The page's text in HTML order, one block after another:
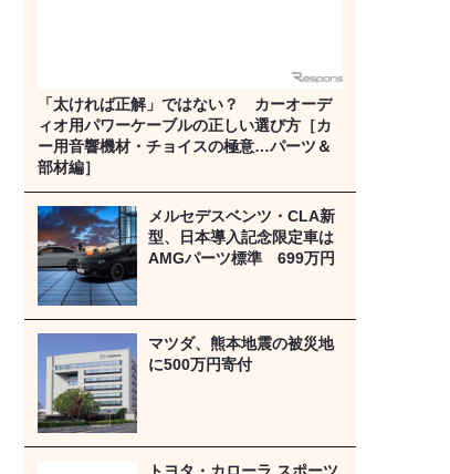
「太ければ正解」ではない？ カーオーデ
ィオ用パワーケーブルの正しい選び方［カ
ー用音響機材・チョイスの極意…パーツ＆
部材編］
メルセデスベンツ・CLA新
型、日本導入記念限定車は
AMGパーツ標準 699万円
マツダ、熊本地震の被災地
に500万円寄付